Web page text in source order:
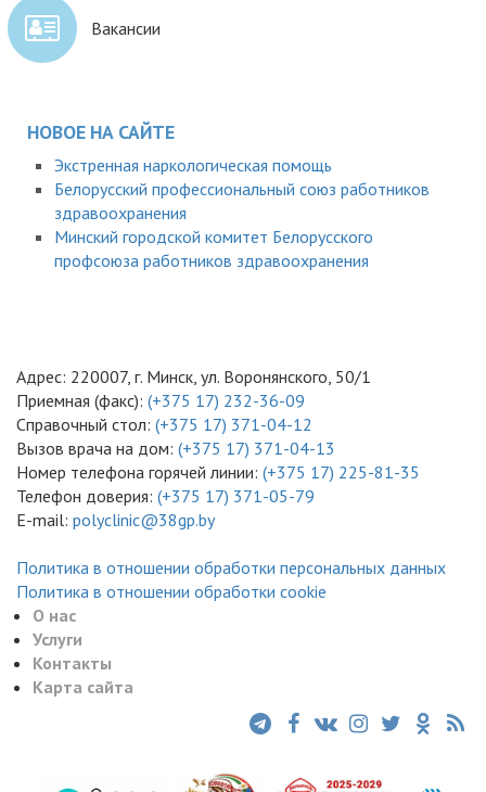
Вакансии
НОВОЕ НА САЙТЕ
Экстренная наркологическая помощь
Белорусский профессиональный союз работников
здравоохранения
Минский городской комитет Белорусского
профсоюза работников здравоохранения
Адрес: 220007, г. Минск, ул. Воронянского, 50/1
Приемная (факс): (+375 17) 232-36-09
Справочный стол: (+375 17) 371-04-12
Вызов врача на дом: (+375 17) 371-04-13
Номер телефона горячей линии: (+375 17) 225-81-35
Телефон доверия: (+375 17) 371-05-79
E-mail: polyclinic@38gp.by
Политика в отношении обработки персональных данных
Политика в отношении обработки cookie
О нас
Услуги
Контакты
Карта сайта